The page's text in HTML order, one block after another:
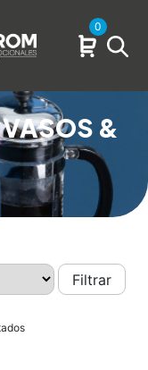
0
&
Filtrar